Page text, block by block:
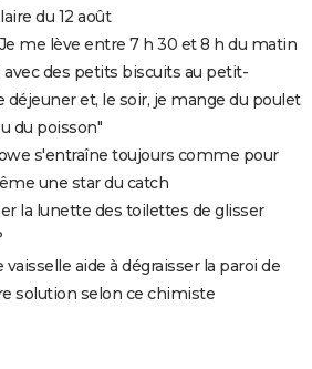
du 12 août
"Je me lève entre 7 h 30 et 8 h du matin
des petits biscuits au petit-
déjeuner et, le soir, je mange du poulet
du poisson"
s'entraîne toujours comme pour
une star du catch
la lunette des toilettes de glisser
aide à dégraisser la paroi de
solution selon ce chimiste